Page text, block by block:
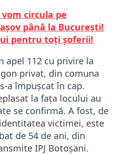
vom circula pe
până la Bucureşti!
pentru toți șoferii!
apel 112 cu privire la
privat, din comuna
a împuşcat în cap.
la faţa locului au
se confirmă. A fost, de
victimei, este
de 54 de ani, din
IPJ Botoşani.